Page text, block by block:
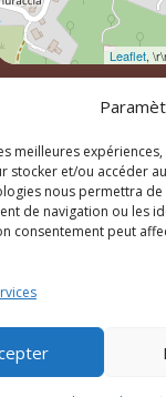
meilleures
stocker et/ou accéder
nous permettra
de navigation ou les
consentement peut
Leaflet,